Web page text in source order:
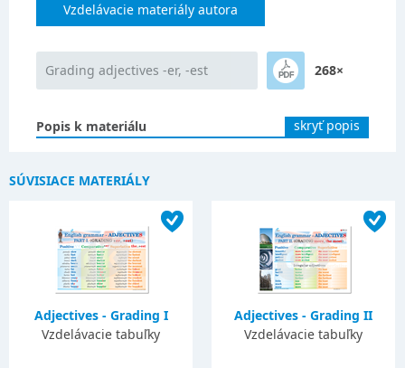
Vzdelávacie materiály autora
Grading adjectives -er, -est 268×
Popis k materiálu skryť popis
SÚVISIACE MATERIÁLY
Adjectives - Grading I
Vzdelávacie tabuľky
Adjectives - Grading II
Vzdelávacie tabuľky